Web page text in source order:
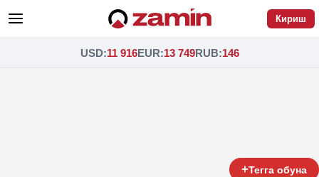
Кириш
USD:11 916EUR:13 749RUB:146
+Тегга обуна